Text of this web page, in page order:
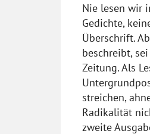
Nie lesen wir
Gedichte,
Überschrift.
beschreibt,
Zeitung. Als
streichen,
Radikalität
zweite